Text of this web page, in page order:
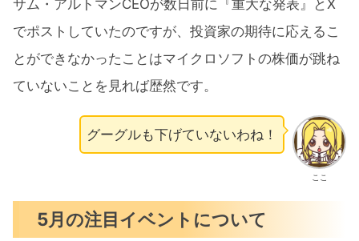
サム・アルトマンCEOが数日前に『重大な発表』とX
でポストしていたのですが、投資家の期待に応えるこ
とができなかったことはマイクロソフトの株価が跳ね
ていないことを見れば歴然です。
ここ
グーグルも下げていないわね！
5月の注目イベントについて